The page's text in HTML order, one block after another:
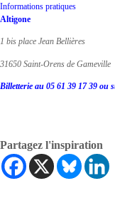
Informations pratiques
Altigone
1 bis place Jean Bellières
31650 Saint-Orens de Gameville
Billetterie au 05 61 39 17 39 ou
Partagez l'inspiration